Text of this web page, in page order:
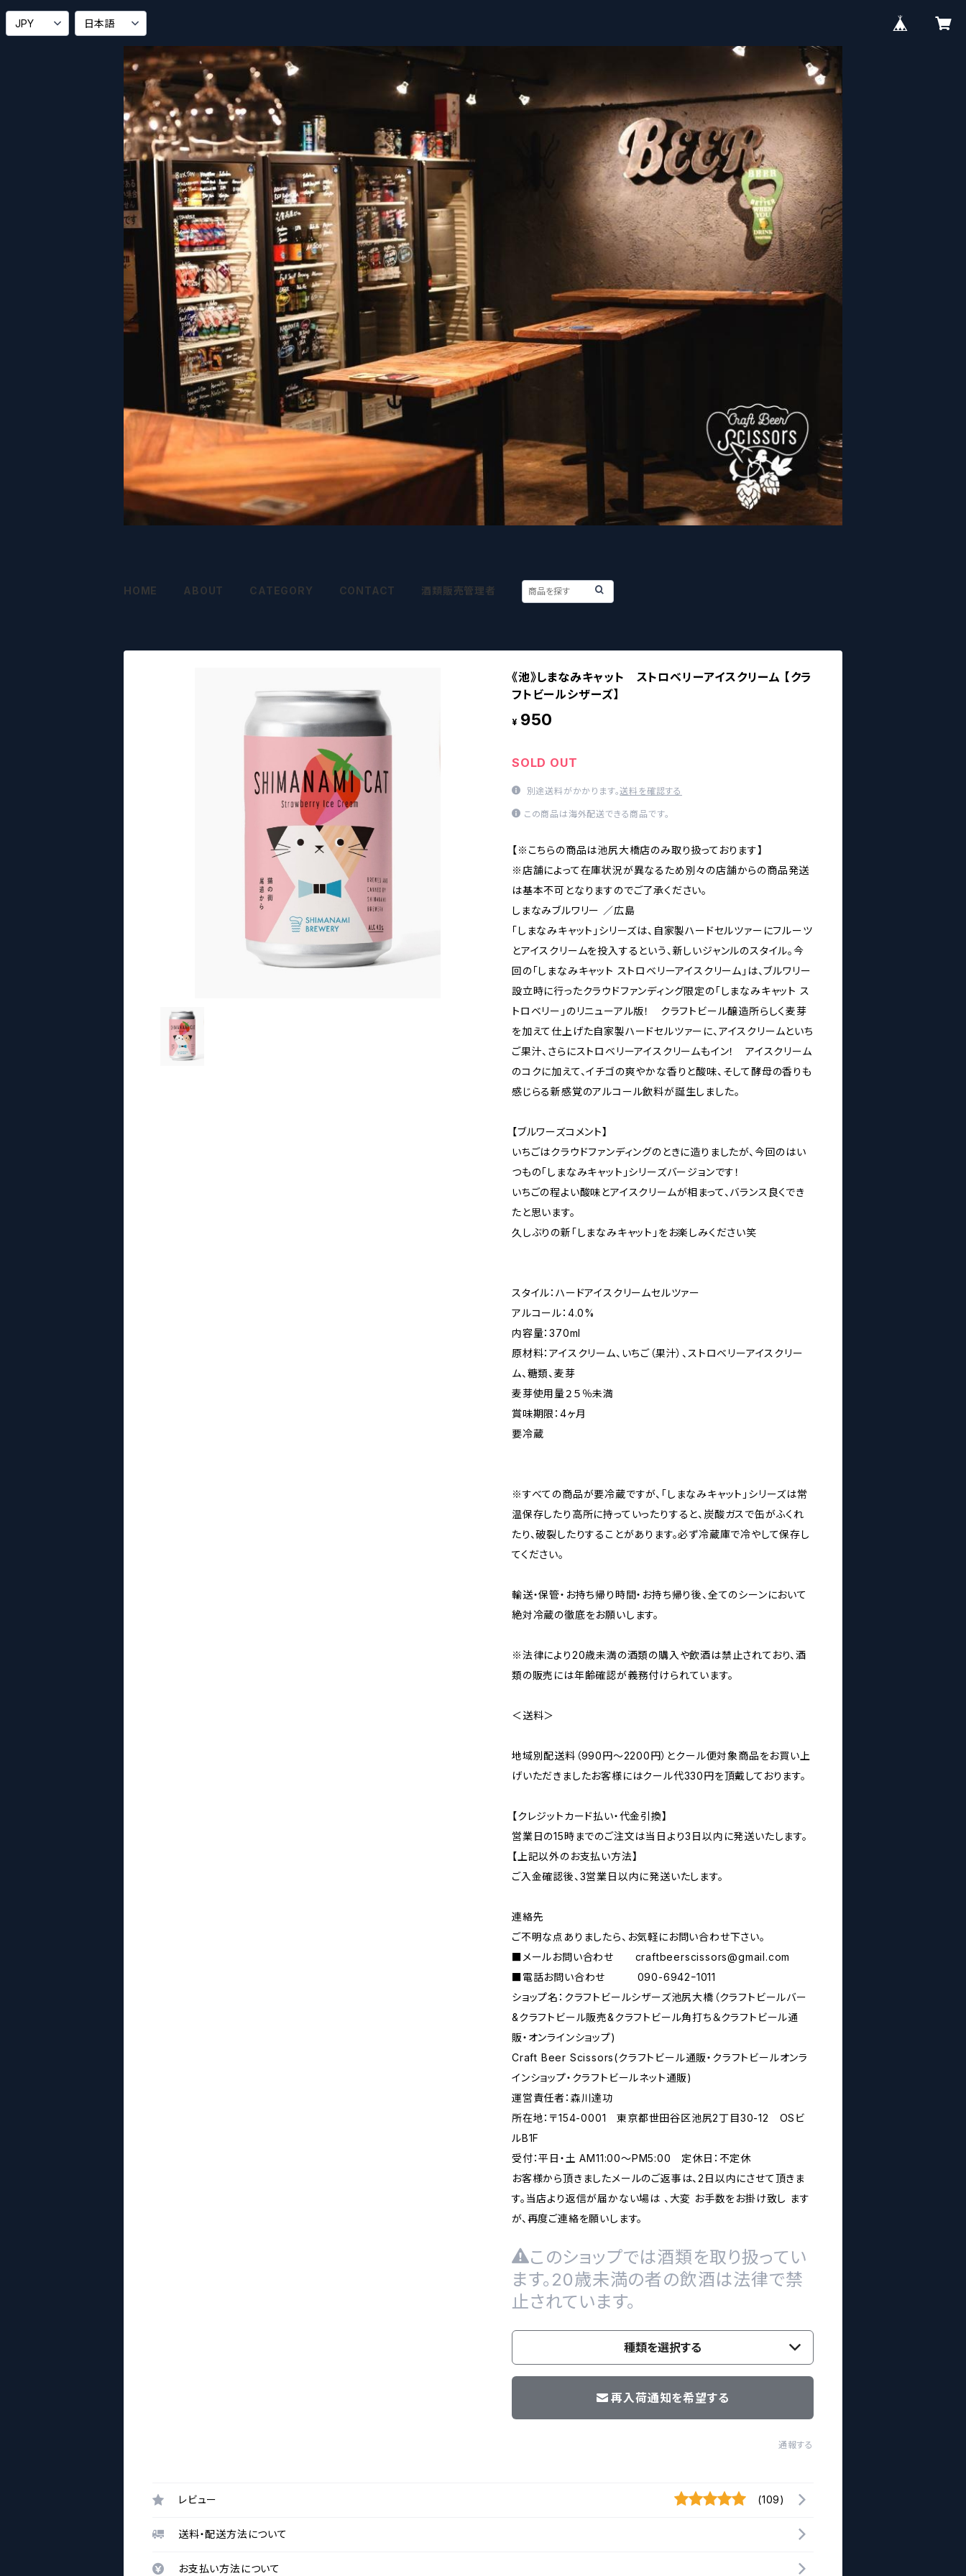
HOME ABOUT CATEGORY CONTACT 酒類販売管理者
《池》しまなみキャット ストロベリーアイスクリーム 【クラ
フトビールシザーズ】
¥ 950
SOLD OUT
別途送料がかかります。送料を確認する
この商品は海外配送できる商品です。
【※こちらの商品は池尻大橋店のみ取り扱っております】
※店舗によって在庫状況が異なるため別々の店舗からの商品発送
は基本不可となりますのでご了承ください。
しまなみブルワリー ／広島
「しまなみキャット」シリーズは、自家製ハードセルツァーにフルーツ
とアイスクリームを投入するという、新しいジャンルのスタイル。今
回の「しまなみキャット ストロベリーアイスクリーム」は、ブルワリー
設立時に行ったクラウドファンディング限定の「しまなみキャット ス
トロベリー」のリニューアル版！ クラフトビール醸造所らしく麦芽
を加えて仕上げた自家製ハードセルツァーに、アイスクリームといち
ご果汁、さらにストロベリーアイスクリームもイン！ アイスクリーム
のコクに加えて、イチゴの爽やかな香りと酸味、そして酵母の香りも
感じらる新感覚のアルコール飲料が誕生しました。
【ブルワーズコメント】
いちごはクラウドファンディングのときに造りましたが、今回のはい
つもの「しまなみキャット」シリーズバージョンです！
いちごの程よい酸味とアイスクリームが相まって、バランス良くでき
たと思います。
久しぶりの新「しまなみキャット」をお楽しみください笑
スタイル：ハードアイスクリームセルツァー
アルコール：4.0%
内容量：370ml
原材料：アイスクリーム、いちご（果汁）、ストロベリーアイスクリー
ム、糖類、麦芽
麦芽使用量２５％未満
賞味期限：4ヶ月
要冷蔵
※すべての商品が要冷蔵ですが、「しまなみキャット」シリーズは常
温保存したり高所に持っていったりすると、炭酸ガスで缶がふくれ
たり、破裂したりすることがあります。必ず冷蔵庫で冷やして保存し
てください。
輸送・保管・お持ち帰り時間・お持ち帰り後、全てのシーンにおいて
絶対冷蔵の徹底をお願いします。
※法律により20歳未満の酒類の購入や飲酒は禁止されており、酒
類の販売には年齢確認が義務付けられています。
＜送料＞
地域別配送料（990円～2200円）とクール便対象商品をお買い上
げいただきましたお客様にはクール代330円を頂戴しております。
【クレジットカード払い・代金引換】
営業日の15時までのご注文は当日より3日以内に発送いたします。
【上記以外のお支払い方法】
ご入金確認後、3営業日以内に発送いたします。
連絡先
ご不明な点ありましたら、お気軽にお問い合わせ下さい。
■メールお問い合わせ craftbeerscissors@gmail.com
■電話お問い合わせ 090-6942ｰ1011
ショップ名：クラフトビールシザーズ池尻大橋（クラフトビールバー
&クラフトビール販売&クラフトビール角打ち＆クラフトビール通
販・オンラインショップ)
Craft Beer Scissors(クラフトビール通販・クラフトビールオンラ
インショップ・クラフトビールネット通販)
運営責任者：森川達功
所在地：〒154-0001 東京都世田谷区池尻2丁目30-12 OSビ
ルB1F
受付：平日・土 AM11:00～PM5:00 定休日：不定休
お客様から頂きましたメールのご返事は、2日以内にさせて頂きま
す。当店より返信が届かない場は 、大変 お手数をお掛け致し ます
が、再度ご連絡を願いします。
このショップでは酒類を取り扱ってい
ます。20歳未満の者の飲酒は法律で禁
止されています。
種類を選択する
再入荷通知を希望する
通報する
レビュー (109)
送料・配送方法について
お支払い方法について